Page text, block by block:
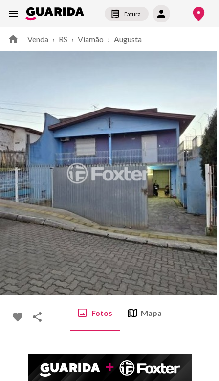
Fatura
Venda › RS › Viamão › Augusta
Fotos Mapa